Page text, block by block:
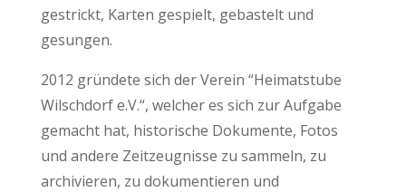
gestrickt, Karten gespielt, gebastelt und
gesungen.
2012 gründete sich der Verein “Heimatstube
Wilschdorf e.V.“, welcher es sich zur Aufgabe
gemacht hat, historische Dokumente, Fotos
und andere Zeitzeugnisse zu sammeln, zu
archivieren, zu dokumentieren und